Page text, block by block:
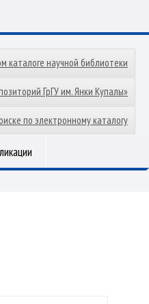
каталоге научной библиотеки
ГрГУ им. Янки Купалы»
по электронному каталогу